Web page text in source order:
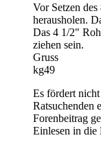
Vor Setzen
herausholen.
Das 4 1/2"
ziehen sein.
Gruss
kg49
Es fördert
Ratsuchenden
Forenbeitrag
Einlesen in die